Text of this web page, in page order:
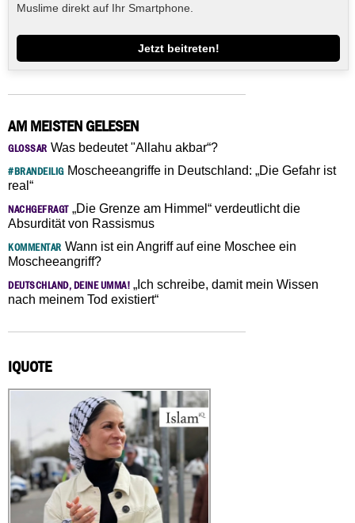
Muslime direkt auf Ihr Smartphone.
Jetzt beitreten!
AM MEISTEN GELESEN
GLOSSAR Was bedeutet "Allahu akbar“?
#BRANDEILIGMoscheeangriffe in Deutschland: „Die Gefahr ist
real“
NACHGEFRAGT„Die Grenze am Himmel“ verdeutlicht die
Absurdität von Rassismus
KOMMENTAR Wann ist ein Angriff auf eine Moschee ein
Moscheeangriff?
DEUTSCHLAND, DEINE UMMA! „Ich schreibe, damit mein Wissen
nach meinem Tod existiert“
IQUOTE